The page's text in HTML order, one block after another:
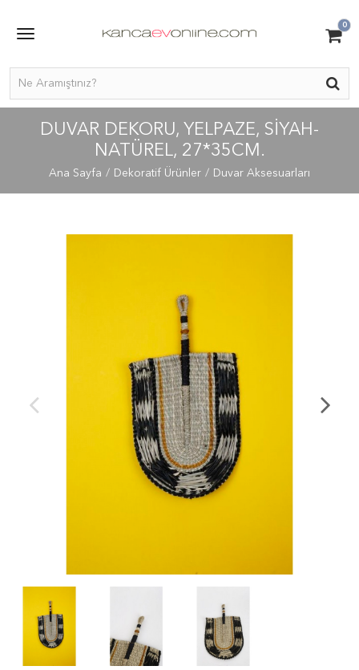
0
DUVAR DEKORU, YELPAZE, SİYAH-
NATÜREL, 27*35CM.
Ana Sayfa Dekoratif Ürünler Duvar Aksesuarları